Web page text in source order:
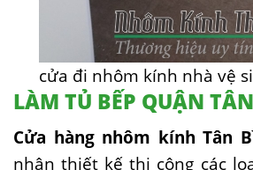
cửa đi nhôm kính nhà vệ
LÀM TỦ BẾP QUẬN
Cửa hàng nhôm kính Tân
nhận thiết kế thi công các